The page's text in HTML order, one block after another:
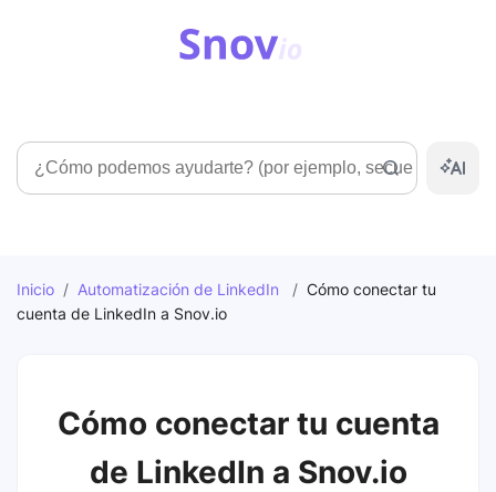
Búsqueda
Inicio / Automatización de LinkedIn / Cómo conectar tu
cuenta de LinkedIn a Snov.io
Cómo conectar tu cuenta
de LinkedIn a Snov.io